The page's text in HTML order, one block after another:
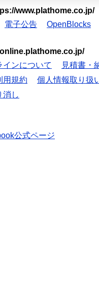
www.plathome.co.jp/
電子公告 OpenBlocks
インについて 見積書・
用規約 個人情報取り扱
消し
公式ページ